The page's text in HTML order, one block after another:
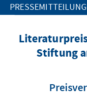
Stiftung